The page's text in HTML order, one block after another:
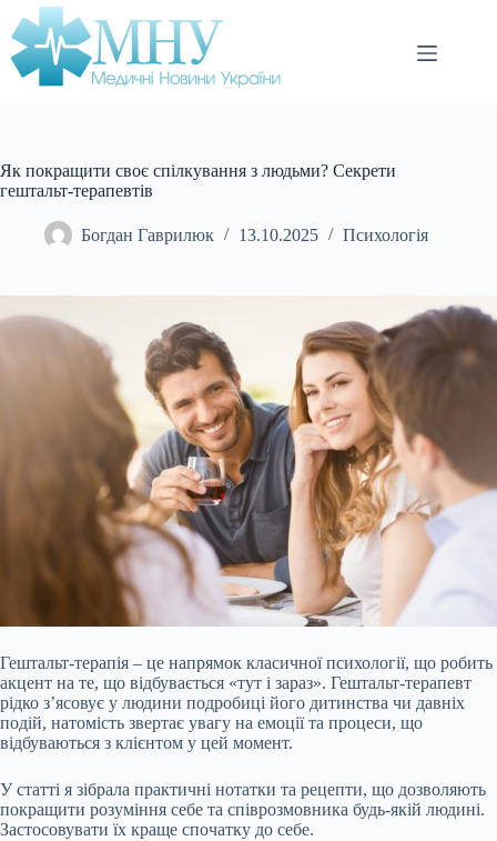
Перейти
до
вмісту
Як покращити своє спілкування з людьми? Секрети
гештальт-терапевтів
Богдан Гаврилюк 13.10.2025 Психологія
Гештальт-терапія – це напрямок класичної психології, що робить
акцент на те, що відбувається «тут і зараз». Гештальт-терапевт
рідко з’ясовує у людини подробиці його дитинства чи давніх
подій, натомість звертає увагу на емоції та процеси, що
відбуваються з клієнтом у цей момент.
У статті я зібрала практичні нотатки та рецепти, що дозволяють
покращити розуміння себе та співрозмовника будь-якій людині.
Застосовувати їх краще спочатку до себе.